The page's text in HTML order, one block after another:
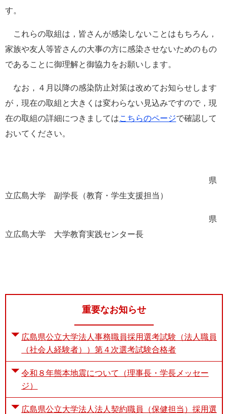
す。
これらの取組は，皆さんが感染しないことはもちろん，
家族や友人等皆さんの大事の方に感染させないためのもの
であることに御理解と御協力をお願いします。
なお，４月以降の感染防止対策は改めてお知らせします
が，現在の取組と大きくは変わらない見込みですので，現
在の取組の詳細につきましてはこちらのページで確認して
おいてください。
県
立広島大学 副学長（教育・学生支援担当）
県
立広島大学 大学教育実践センター長
重要なお知らせ
広島県公立大学法人事務職員採用選考試験（法人職員
（社会人経験者））第４次選考試験合格者
令和８年熊本地震について（理事長・学長メッセー
ジ）
広島県公立大学法人法人契約職員（保健担当）採用選